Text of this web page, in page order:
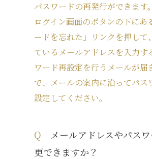
パスワードの再発行ができます。
ログイン画面のボタンの下にあ
ードを忘れた」リンクを押して
ているメールアドレスを入力す
ワード再設定を行うメールが届
で、メールの案内に沿ってパス
設定してください。
Q
メールアドレスやパス
更できますか？